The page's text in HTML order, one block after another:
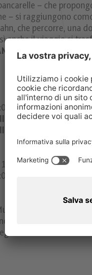
– che
– si raggiungono
che percorre, una
anche il viaggio si
alle 19:00
12:00 alle 15:00
12:00 alle 17:00
alle 18:00
al mercatino di
al 20/12)